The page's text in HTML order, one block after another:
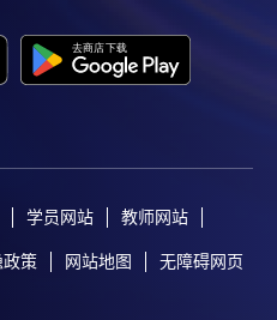
学员网站 教师网站
政策 网站地图 无障碍网页